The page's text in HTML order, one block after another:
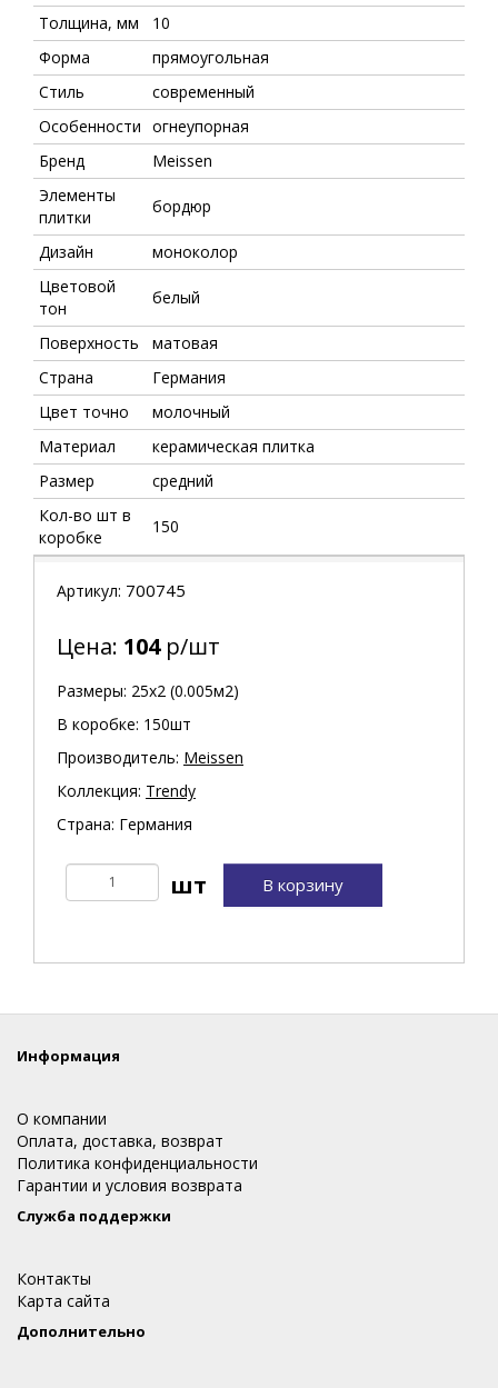
Толщина, мм
10
Форма
прямоугольная
Стиль
современный
Особенности огнеупорная
Бренд
Meissen
Элементы
плитки
бордюр
Дизайн
моноколор
Цветовой
тон
белый
Поверхность
матовая
Страна
Германия
Цвет точно
молочный
Материал
керамическая плитка
Размер
средний
Кол-во шт в
коробке
150
Артикул: 700745
Цена: 104р/шт
Размеры: 25х2 (0.005м2)
В коробке: 150шт
Производитель: Meissen
Коллекция: Trendy
Страна: Германия
В корзину
Информация
О компании
Оплата, доставка, возврат
Политика конфиденциальности
Гарантии и условия возврата
Служба поддержки
Контакты
Карта сайта
Дополнительно